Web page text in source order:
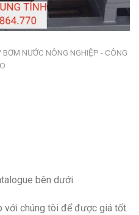
BƠM NƯỚC NÔNG NGHIỆP - CÔNG
bên dưới
với chúng tôi để được giá tốt